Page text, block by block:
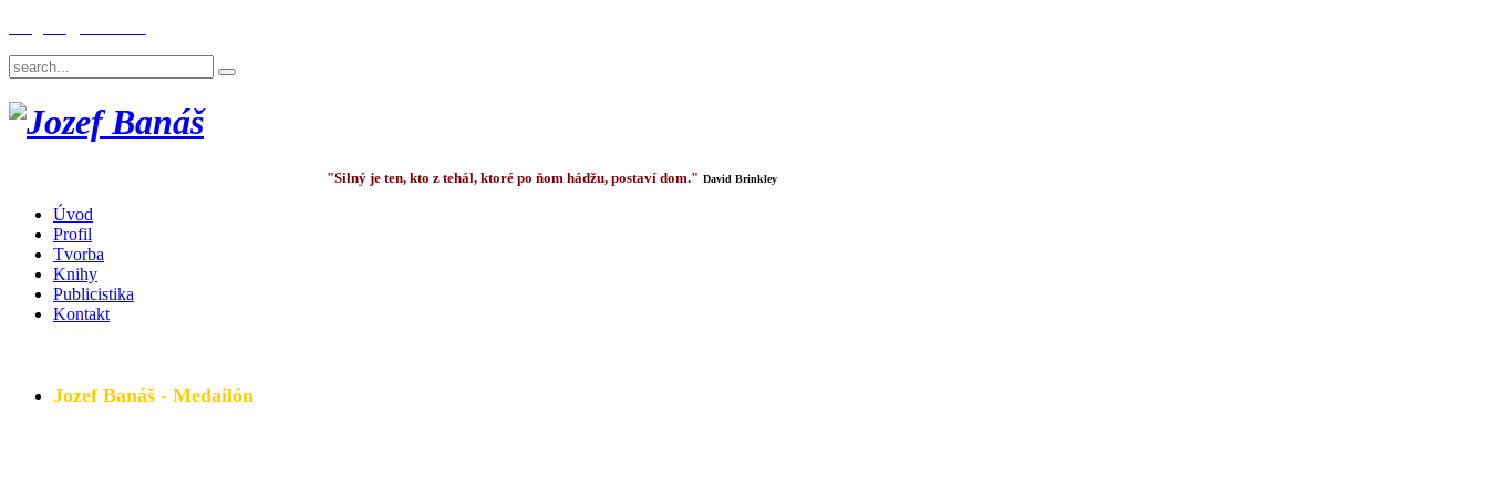
"Silný je ten, kto z tehál, ktoré po ňom hádžu, postaví dom." David Brinkley
Úvod
Profil
Tvorba
Knihy
Publicistika
Kontakt
Jozef Banáš - Medailón